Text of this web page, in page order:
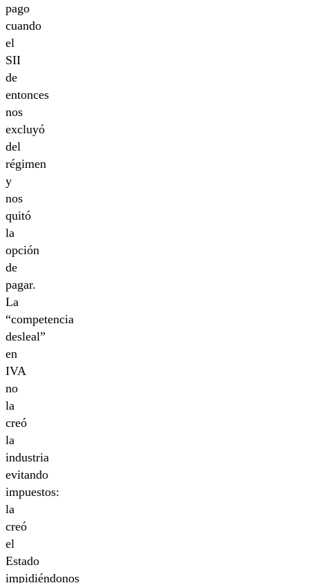
pago
cuando
el
SII
de
entonces
nos
excluyó
del
régimen
y
nos
quitó
la
opción
de
pagar.
La
“competencia
desleal”
en
IVA
no
la
creó
la
industria
evitando
impuestos:
la
creó
el
Estado
impidiéndonos